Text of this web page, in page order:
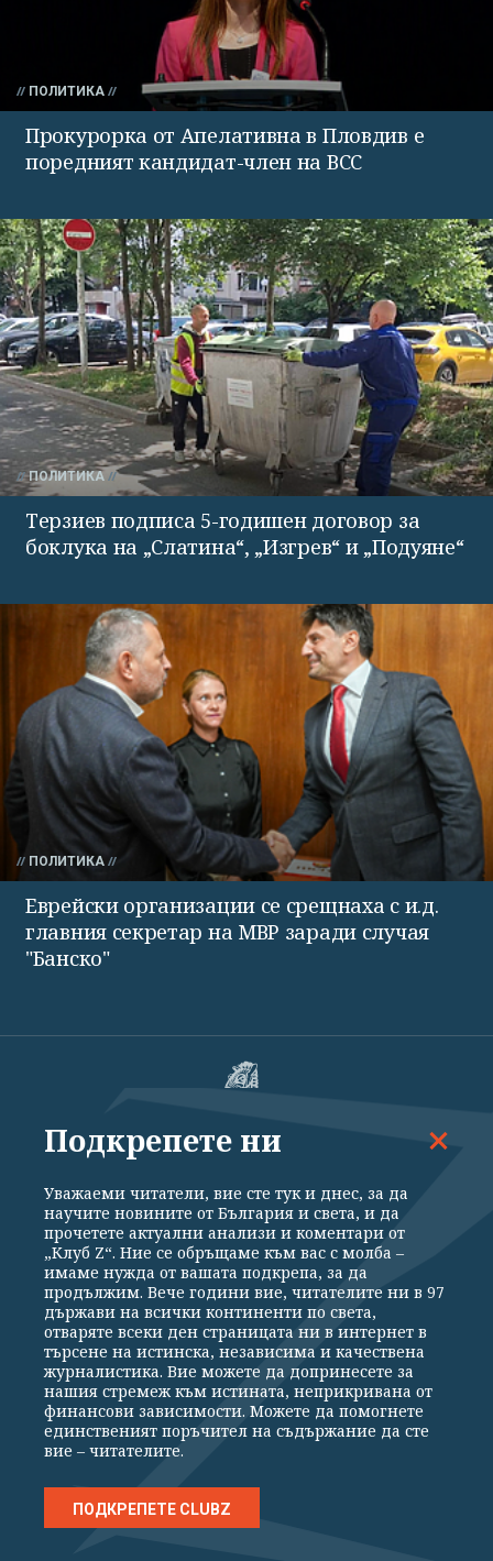
ПОЛИТИКА
Прокурорка от Апелативна в Пловдив е
поредният кандидат-член на ВСС
ПОЛИТИКА
Терзиев подписа 5-годишен договор за
боклука на „Слатина“, „Изгрев“ и „Подуяне“
ПОЛИТИКА
Еврейски организации се срещнаха с и.д.
главния секретар на МВР заради случая
"Банско"
ВСИЧКИ НОВИНИ ПОЛИТИКА СВЕТЪТ
СПОРТ КУЛТУРА ТЕХНОЛОГИИ КАЛЕЙДОСКОП
МНЕНИЯ
Общи условия
Политика за поверителност
Реклама
Партньори Контакти
За Клуб Z
Екип
Подкрепете ни
Издател на www.clubz.bg е „Клуб Зебра Медия“ ЕООД, София, ул. "Алеко
Константинов" 3. Всички права запазени 2026 „Клуб Зебра Медия“
Подкрепете ни
Уважаеми читатели, вие сте тук и днес, за да
научите новините от България и света, и да
прочетете актуални анализи и коментари от
„Клуб Z“. Ние се обръщаме към вас с молба –
имаме нужда от вашата подкрепа, за да
продължим. Вече години вие, читателите ни в 97
държави на всички континенти по света,
отваряте всеки ден страницата ни в интернет в
търсене на истинска, независима и качествена
журналистика. Вие можете да допринесете за
нашия стремеж към истината, неприкривана от
финансови зависимости. Можете да помогнете
единственият поръчител на съдържание да сте
вие – читателите.
ПОДКРЕПЕТЕ CLUBZ